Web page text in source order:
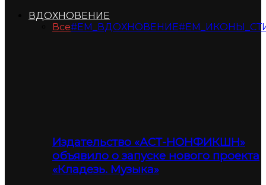
ВДОХНОВЕНИЕ
Все#ЕМ_ВДОХНОВЕНИЕ
Издательство «АСТ-НОНФИКШН»
объявило о запуске нового проекта
«Кладезь. Музыка»